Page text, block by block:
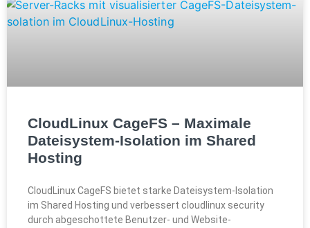
CloudLinux CageFS – Maximale
Dateisystem-Isolation im Shared
Hosting
CloudLinux CageFS bietet starke Dateisystem-Isolation
im Shared Hosting und verbessert cloudlinux security
durch abgeschottete Benutzer- und Website-